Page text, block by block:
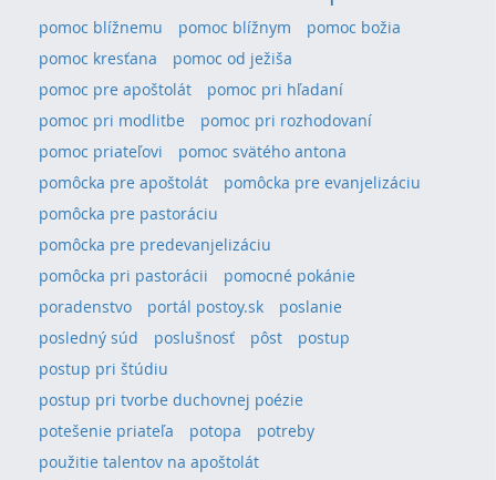
pomoc blížnemu pomoc blížnym
pomoc božia
pomoc kresťana
pomoc od ježiša
pomoc pre apoštolát
pomoc pri hľadaní
pomoc pri modlitbe
pomoc pri rozhodovaní
pomoc priateľovi
pomoc svätého antona
pomôcka pre apoštolát
pomôcka pre evanjelizáciu
pomôcka pre pastoráciu
pomôcka pre predevanjelizáciu
pomôcka pri pastorácii
pomocné pokánie
poradenstvo
portál postoy.sk
poslanie
posledný súd
poslušnosť pôst
postup
postup pri štúdiu
postup pri tvorbe duchovnej poézie
potešenie priateľa
potopa
potreby
použitie talentov na apoštolát